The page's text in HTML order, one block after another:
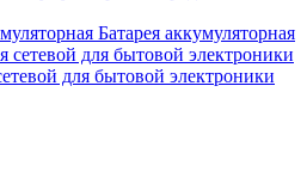
Батарея аккумуляторная
для бытовой электроники